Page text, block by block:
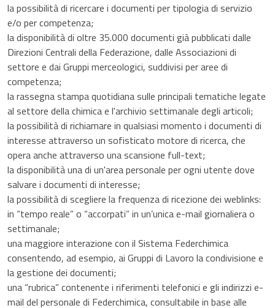
la possibilità di ricercare i documenti per tipologia di servizio
e/o per competenza;
la disponibilità di oltre 35.000 documenti già pubblicati dalle
Direzioni Centrali della Federazione, dalle Associazioni di
settore e dai Gruppi merceologici, suddivisi per aree di
competenza;
la rassegna stampa quotidiana sulle principali tematiche legate
al settore della chimica e l'archivio settimanale degli articoli;
la possibilità di richiamare in qualsiasi momento i documenti di
interesse attraverso un sofisticato motore di ricerca, che
opera anche attraverso una scansione full-text;
la disponibilità una di un'area personale per ogni utente dove
salvare i documenti di interesse;
la possibilità di scegliere la frequenza di ricezione dei weblinks:
in “tempo reale” o “accorpati” in un’unica e-mail giornaliera o
settimanale;
una maggiore interazione con il Sistema Federchimica
consentendo, ad esempio, ai Gruppi di Lavoro la condivisione e
la gestione dei documenti;
una “rubrica” contenente i riferimenti telefonici e gli indirizzi e-
mail del personale di Federchimica, consultabile in base alle